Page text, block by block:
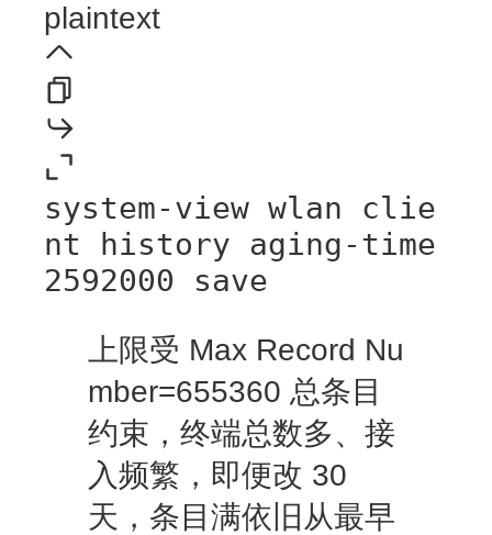
plaintext
system-view wlan clie
nt history aging-time
2592000 save
上限受 Max Record Nu
mber=655360 总条目
约束，终端总数多、接
入频繁，即便改 30
天，条目满依旧从最早